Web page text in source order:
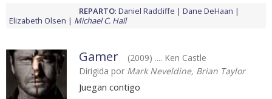
REPARTO: Daniel Radcliffe
Dane DeHaan
Elizabeth Olsen
Michael C. Hall
Gamer
(2009) .... Ken Castle
Dirigida por Mark Neveldine, Brian Taylor
Juegan contigo